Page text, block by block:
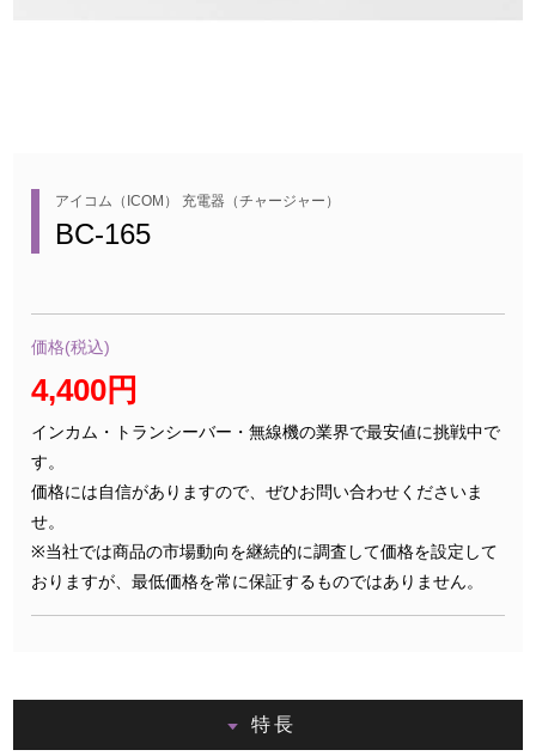
アイコム（ICOM） 充電器（チャージャー）
BC-165
価格(税込)
4,400円
インカム・トランシーバー・無線機の業界で最安値に挑戦中で
す。
価格には自信がありますので、ぜひお問い合わせくださいま
せ。
※当社では商品の市場動向を継続的に調査して価格を設定して
おりますが、最低価格を常に保証するものではありません。
特長